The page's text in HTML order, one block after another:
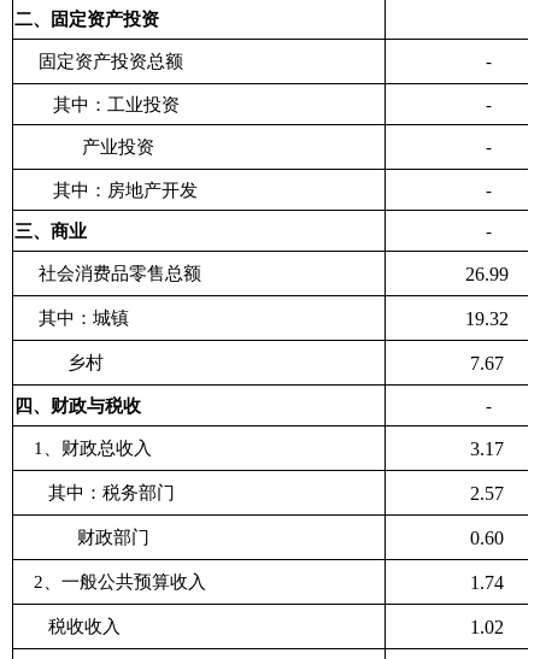
二、固定资产投资
固定资产投资总额 -
其中：工业投资 -
产业投资 -
其中：房地产开发 -
三、商业 -
社会消费品零售总额 26.99
其中：城镇 19.32
乡村 7.67
四、财政与税收 -
1、财政总收入 3.17
其中：税务部门 2.57
财政部门 0.60
2、一般公共预算收入 1.74
税收收入 1.02